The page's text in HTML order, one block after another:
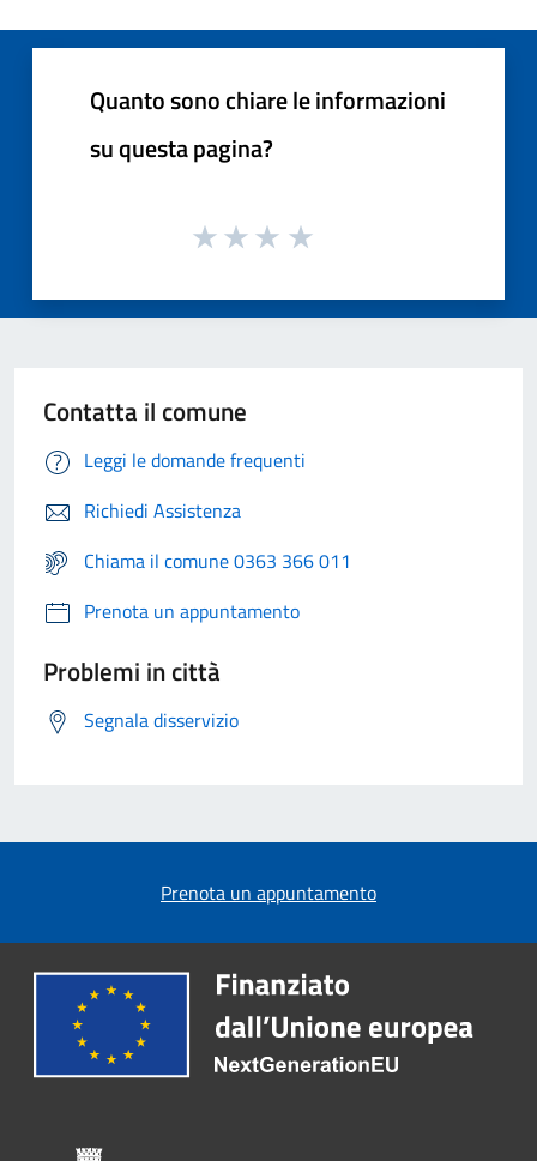
Quanto sono chiare le informazioni
su questa pagina?
Contatta il comune
Leggi le domande frequenti
Richiedi Assistenza
Chiama il comune 0363 366 011
Prenota un appuntamento
Problemi in città
Segnala disservizio
Prenota un appuntamento